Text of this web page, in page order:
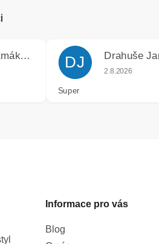
Michaela Četmáková
je 5 z 5 hvězdiček.
DJ Drahuše
Hodnocení
2.8.2026
Super
Informace pro vás
Blog